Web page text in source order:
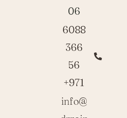
06
6088
366
56
971+
info@